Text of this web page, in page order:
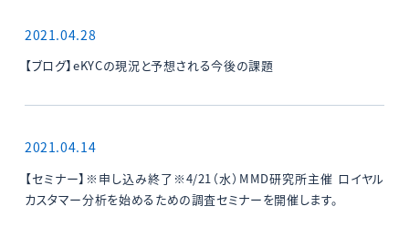
2021.04.28
【ブログ】eKYCの現況と予想される今後の課題
2021.04.14
【セミナー】※申し込み終了※4/21（水）MMD研究所主催 ロイヤル
カスタマー分析を始めるための調査セミナーを開催します。